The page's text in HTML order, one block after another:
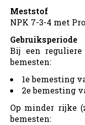
Meststof
NPK 7-3-4 met
Gebruiksperiode
Bij een
bemesten:
1e bemesting
2e bemesting
Op minder rijke
bemesten: